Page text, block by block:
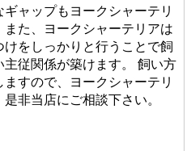
ャップもヨークシャーテリ
た、ヨークシャーテリアは
をしっかりと行うことで飼
従関係が築けます。 飼い方
すので、ヨークシャーテリ
非当店にご相談下さい。